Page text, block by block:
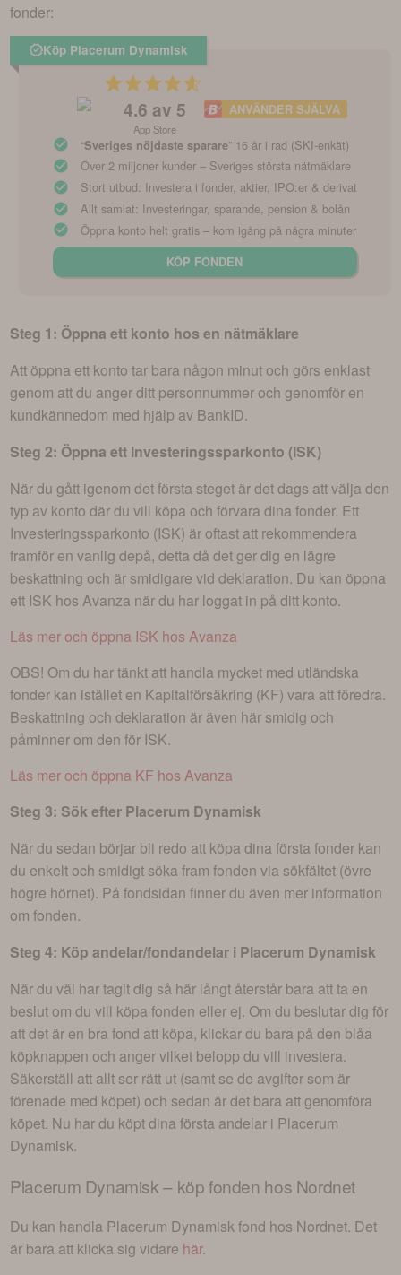
fonder:
Köp Placerum Dynamisk
4.6 av 5
App Store
ANVÄNDER SJÄLVA
“Sveriges nöjdaste sparare” 16 år i rad (SKI-enkät)
Över 2 miljoner kunder – Sveriges största nätmäklare
Stort utbud: Investera i fonder, aktier, IPO:er & derivat
Allt samlat: Investeringar, sparande, pension & bolån
Öppna konto helt gratis – kom igång på några minuter
KÖP FONDEN
Steg 1: Öppna ett konto hos en nätmäklare
Att öppna ett konto tar bara någon minut och görs enklast
genom att du anger ditt personnummer och genomför en
kundkännedom med hjälp av BankID.
Steg 2: Öppna ett Investeringssparkonto (ISK)
När du gått igenom det första steget är det dags att välja den
typ av konto där du vill köpa och förvara dina fonder. Ett
Investeringssparkonto (ISK) är oftast att rekommendera
framför en vanlig depå, detta då det ger dig en lägre
beskattning och är smidigare vid deklaration. Du kan öppna
ett ISK hos Avanza när du har loggat in på ditt konto.
Läs mer och öppna ISK hos Avanza
OBS! Om du har tänkt att handla mycket med utländska
fonder kan istället en Kapitalförsäkring (KF) vara att föredra.
Beskattning och deklaration är även här smidig och
påminner om den för ISK.
Läs mer och öppna KF hos Avanza
Steg 3: Sök efter Placerum Dynamisk
När du sedan börjar bli redo att köpa dina första fonder kan
du enkelt och smidigt söka fram fonden via sökfältet (övre
högre hörnet). På fondsidan finner du även mer information
om fonden.
Steg 4: Köp andelar/fondandelar i Placerum Dynamisk
När du väl har tagit dig så här långt återstår bara att ta en
beslut om du vill köpa fonden eller ej. Om du beslutar dig för
att det är en bra fond att köpa, klickar du bara på den blåa
köpknappen och anger vilket belopp du vill investera.
Säkerställ att allt ser rätt ut (samt se de avgifter som är
förenade med köpet) och sedan är det bara att genomföra
köpet. Nu har du köpt dina första andelar i Placerum
Dynamisk.
Placerum Dynamisk– köp fonden hos Nordnet
Du kan handla Placerum Dynamiskfond hos Nordnet. Det
är bara att klicka sig vidare här.